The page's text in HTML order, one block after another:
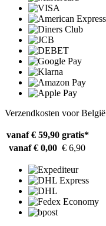
Verzendkosten voor België
vanaf € 59,90 gratis*
vanaf € 0,00 € 6,90